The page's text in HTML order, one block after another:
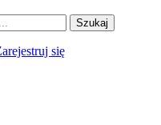
Szukaj
się